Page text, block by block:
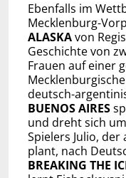
Ebenfalls im
Mecklenburg-
ALASKAvon
Geschichte von
Frauen auf einer
deutsch-
BUENOS AIRES
und dreht sich
Spielers Julio,
plant, nach
BREAKING THE